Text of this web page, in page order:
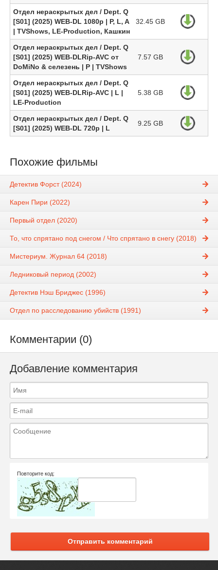
Отдел нераскрытых дел / Dept. Q
[S01] (2025) WEB-DL 1080p | P, L, A
| TVShows, LE-Production, Кашкин
32.45 GB
Отдел нераскрытых дел / Dept. Q
[S01] (2025) WEB-DLRip-AVC от
DoMiNo & селезень | P | TVShows
7.57 GB
Отдел нераскрытых дел / Dept. Q
[S01] (2025) WEB-DLRip-AVC | L |
LE-Production
5.38 GB
Отдел нераскрытых дел / Dept. Q
[S01] (2025) WEB-DL 720p | L
9.25 GB
Похожие фильмы
Детектив Форст (2024)
Карен Пири (2022)
Первый отдел (2020)
То, что спрятано под снегом / Что спрятано в снегу (2018)
Мистериум. Журнал 64 (2018)
Ледниковый период (2002)
Детектив Нэш Бриджес (1996)
Отдел по расследованию убийств (1991)
Комментарии (0)
Добавление комментария
Повторите код:
Отправить комментарий